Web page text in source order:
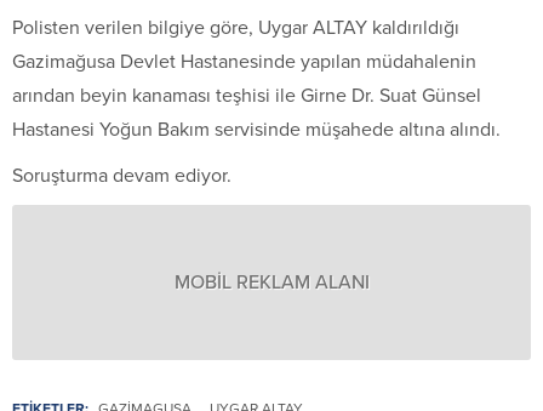
Polisten verilen bilgiye göre, Uygar ALTAY kaldırıldığı
Gazimağusa Devlet Hastanesinde yapılan müdahalenin
arından beyin kanaması teşhisi ile Girne Dr. Suat Günsel
Hastanesi Yoğun Bakım servisinde müşahede altına alındı.
Soruşturma devam ediyor.
MOBİL REKLAM ALANI